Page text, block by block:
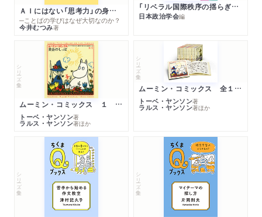
ＡＩにはない「思考力」の身につけ方
─ことばの学びはなぜ大切なのか？
今井むつみ著
「リベラル国際秩序の揺らぎ」再考 年報政治学２０２６‐Ⅰ
日本政治学会編
シリーズ・全集
ムーミン・コミックス １ 黄金のしっぽ
トーベ・ヤンソン著
ラルス・ヤンソン著ほか
シリーズ・全集
ムーミン・コミックス 全１４巻セット
トーベ・ヤンソン著
ラルス・ヤンソン著ほか
シリーズ・全集 シリーズ・全集